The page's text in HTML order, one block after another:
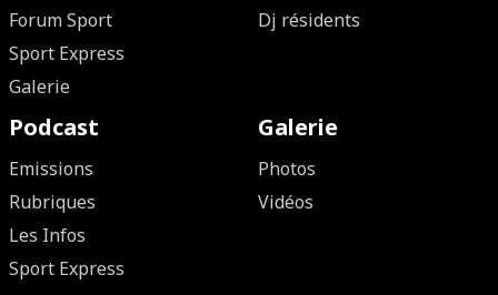
Forum Sport
Sport Express
Galerie
Dj résidents
Podcast
Emissions
Rubriques
Les Infos
Sport Express
Galerie
Photos
Vidéos